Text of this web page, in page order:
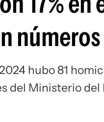
hubo 81
del Ministerio del